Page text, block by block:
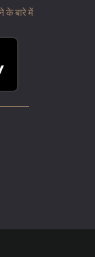
के बारे में